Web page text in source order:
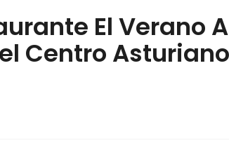
El Verano
Centro